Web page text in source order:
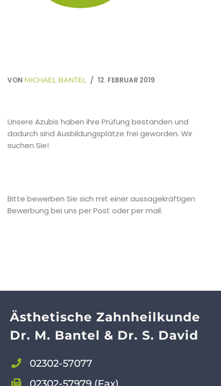
VON MICHAEL BANTEL 12. FEBRUAR 2019
Unsere Azubis haben ihre Prüfung bestanden und
dadurch sind Ausbildungsplätze frei geworden. Wir
suchen Sie!
Bitte bewerben Sie sich mit einer aussagekräftigen
Bewerbung bei uns per Post oder per mail.
Ästhetische Zahnheilkunde
Dr. M. Bantel & Dr. S. David
02302-57077
02302-57979 (Fax)